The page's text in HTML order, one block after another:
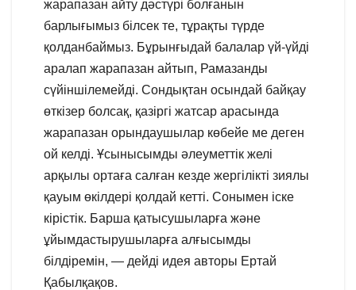
жарапазан айту дәстүрі болғанын
барлығымыз білсек те, тұрақты түрде
қолданбаймыз. Бұрынғыдай балалар үй-үйді
аралап жарапазан айтып, Рамазанды
сүйіншілемейді. Сондықтан осындай байқау
өткізер болсақ, қазіргі жатсар арасында
жарапазан орындаушылар көбейе ме деген
ой келді. Ұсынысымды әлеуметтік желі
арқылы ортаға салған кезде жергілікті зиялы
қауым өкілдері қолдай кетті. Сонымен іске
кірістік. Барша қатысушыларға және
ұйымдастырушыларға алғысымды
білдіремін, — дейді идея авторы Ертай
Қабылқақов.